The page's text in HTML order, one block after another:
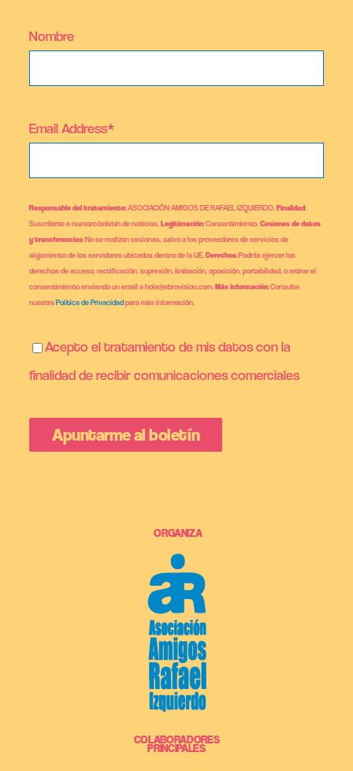
Nombre
Email Address*
Responsable del tratamiento: ASOCIACIÓN AMIGOS DE RAFAEL IZQUIERDO.Finalidad:
Suscribirte a nuestro boletín de noticias.Legitimación: Consentimiento.Cesiones de datos
y transferencias: No se realizan cesiones, salvo a los proveedores de servicios de
alojamiento de los servidores ubicados dentro de la UE.Derechos: Podrás ejercer los
derechos de acceso, rectificación, supresión, limitación, oposición, portabilidad, o retirar el
consentimiento enviando un email a hola@ebrovision.com.Más información: Consulta
nuestraPolítica de Privacidadpara más información.
Acepto el tratamiento de mis datos con la
finalidad de recibir comunicaciones comerciales
ORGANIZA
COLABORADORES
PRINCIPALES